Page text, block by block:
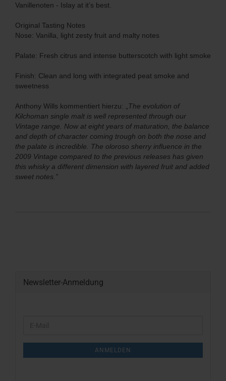
Vanillenoten - Islay at it’s best.
Original Tasting Notes
Nose: Vanilla, light zesty fruit and malty notes
Palate: Fresh citrus and intense butterscotch with light smoke
Finish: Clean and long with integrated peat smoke and
sweetness
Anthony Wills kommentiert hierzu: „The evolution of
Kilchoman single malt is well represented through our
Vintage range. Now at eight years of maturation, the balance
and depth of character coming trough on both the nose and
the palate is incredible. The oloroso sherry influence in the
2009 Vintage compared to the previous releases has given
this whisky a different dimension with layered fruit and added
sweet notes.”
Newsletter-Anmeldung
NEWSLETTER-
ANMELDEN